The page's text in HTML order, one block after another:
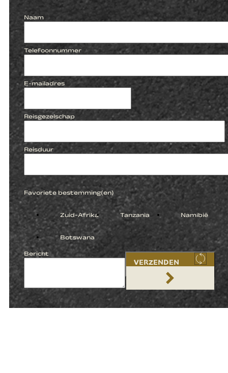
Naam
Telefoonnummer
E-mailadres
Reisgezelschap
Reisduur
Favoriete bestemming(en)
Zuid-Afrika Tanzania Namibië
Botswana
Bericht
VERZENDEN